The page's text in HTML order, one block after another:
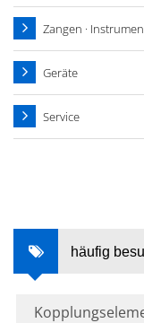
Zangen ·
Geräte
Service
häufig